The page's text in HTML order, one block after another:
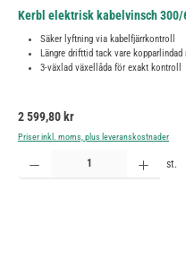
Kerbl elektrisk kabelvinsch 300/
Säker lyftning via kabelfjärrkontroll
Längre drifttid tack vare kopparlindad
3-växlad växellåda för exakt kontroll
Ordinarie pris:
2 599,80 kr
Priser inkl. moms, plus leveranskostnader
Produktkvantitet: Ange önskat belopp
st.